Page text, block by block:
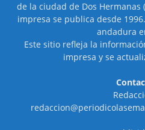
de la ciudad de Dos Hermanas
impresa se publica desde
andadura
Este sitio refleja la
impresa y se